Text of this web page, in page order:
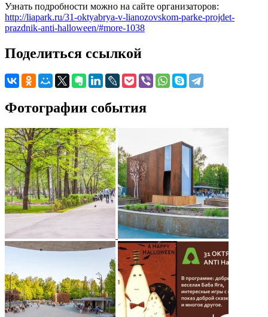
Узнать подробности можно на сайте организаторов:
http://liapark.ru/31-oktyabrya-v-lianozovskom-parke-projdet-
prazdnik-anti-halloween/#more-1038
Поделиться ссылкой
Фотографии события